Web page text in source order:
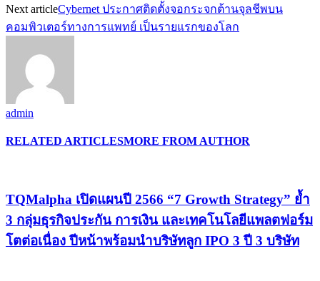
Next articleCybernet ประกาศติดตั้งจอกระจกต้านจุลชีพบน
คอมพิวเตอร์ทางการแพทย์ เป็นรายแรกของโลก
admin
RELATED ARTICLESMORE FROM AUTHOR
TQMalpha เปิดแผนปี 2566 “7 Growth Strategy” ย้ำ
3 กลุ่มธุรกิจประกัน การเงิน และเทคโนโลยีแพลตฟอร์ม
โตต่อเนื่อง ปีหน้าพร้อมนำบริษัทลูก IPO 3 ปี 3 บริษัท